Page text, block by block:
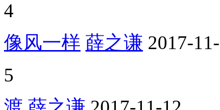
4
像风一样 薛之谦 2017-
5